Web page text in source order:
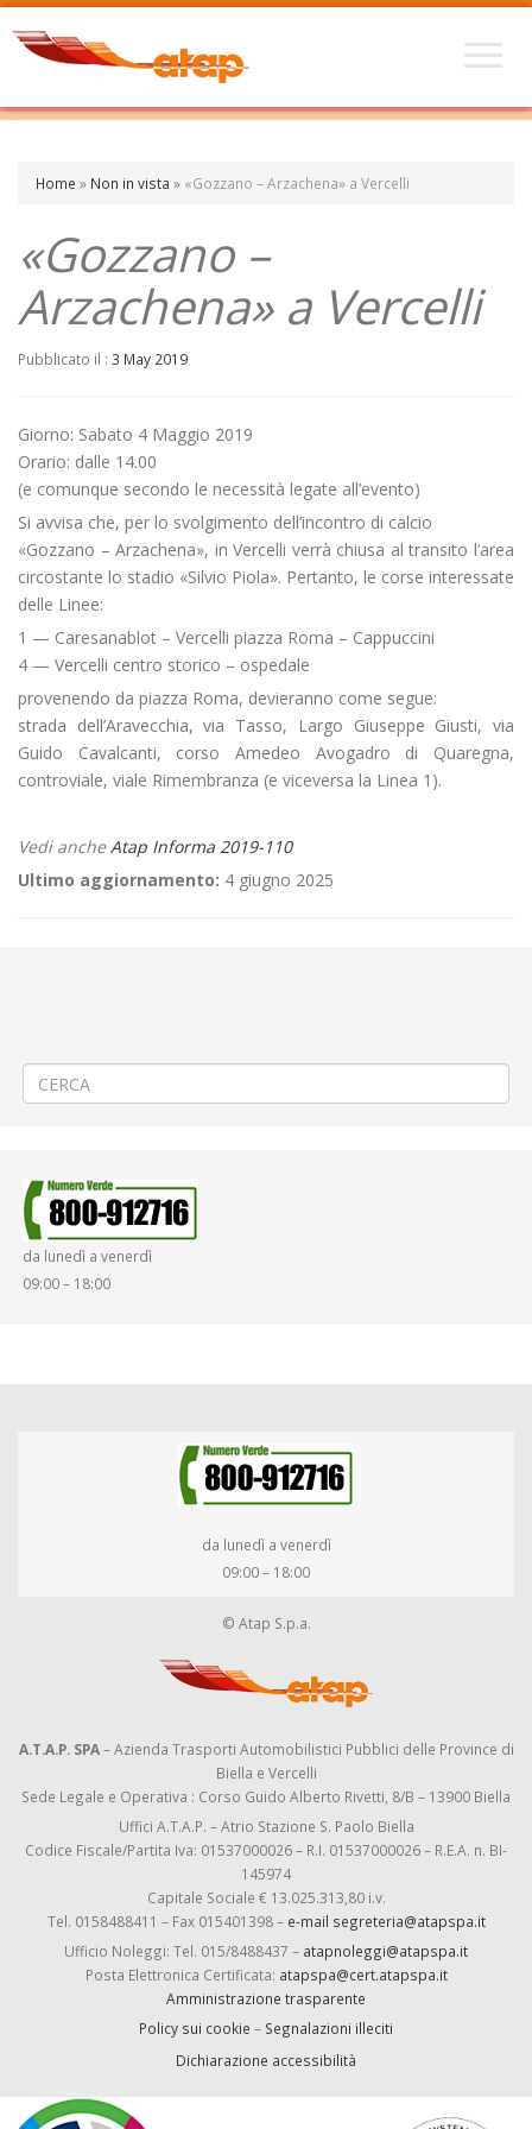
Home » Non in vista » «Gozzano – Arzachena» a Vercelli
«Gozzano –
Arzachena» a Vercelli
Pubblicato il : 3 May 2019
Giorno: Sabato 4 Maggio 2019
Orario: dalle 14.00
(e comunque secondo le necessità legate all’evento)
Si avvisa che, per lo svolgimento dell’incontro di calcio
«Gozzano – Arzachena», in Vercelli verrà chiusa al transito l’area
circostante lo stadio «Silvio Piola». Pertanto, le corse interessate
delle Linee:
1 — Caresanablot – Vercelli piazza Roma – Cappuccini
4 — Vercelli centro storico – ospedale
provenendo da piazza Roma, devieranno come segue:
strada dell’Aravecchia, via Tasso, Largo Giuseppe Giusti, via
Guido Cavalcanti, corso Amedeo Avogadro di Quaregna,
controviale, viale Rimembranza (e viceversa la Linea 1).
Vedi ancheAtap Informa 2019-110
Ultimo aggiornamento: 4 giugno 2025
da lunedì a venerdì
09:00 – 18:00
da lunedì a venerdì
09:00 – 18:00
© Atap S.p.a.
A.T.A.P. SPA– Azienda Trasporti Automobilistici Pubblici delle Province di
Biella e Vercelli
Sede Legale e Operativa : Corso Guido Alberto Rivetti, 8/B – 13900 Biella
Uffici A.T.A.P. – Atrio Stazione S. Paolo Biella
Codice Fiscale/Partita Iva: 01537000026 – R.I. 01537000026 – R.E.A. n. BI-
145974
Capitale Sociale € 13.025.313,80 i.v.
Tel. 0158488411 – Fax 015401398 – e-mail segreteria@atapspa.it
Ufficio Noleggi: Tel. 015/8488437 – atapnoleggi@atapspa.it
Posta Elettronica Certificata: atapspa@cert.atapspa.it
Amministrazione trasparente
Policy sui cookie – Segnalazioni illeciti
Dichiarazione accessibilità